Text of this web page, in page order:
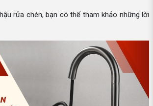
rửa chén, bạn có thể tham khảo những lời